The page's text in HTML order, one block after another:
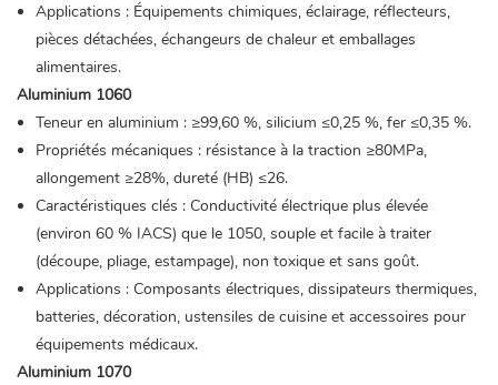
Applications : Équipements chimiques, éclairage, réflecteurs,
pièces détachées, échangeurs de chaleur et emballages
alimentaires.
Aluminium 1060
Teneur en aluminium : ≥99,60 %, silicium ≤0,25 %, fer ≤0,35 %.
Propriétés mécaniques : résistance à la traction ≥80MPa,
allongement ≥28%, dureté (HB) ≤26.
Caractéristiques clés : Conductivité électrique plus élevée
(environ 60 % IACS) que le 1050, souple et facile à traiter
(découpe, pliage, estampage), non toxique et sans goût.
Applications : Composants électriques, dissipateurs thermiques,
batteries, décoration, ustensiles de cuisine et accessoires pour
équipements médicaux.
Aluminium 1070